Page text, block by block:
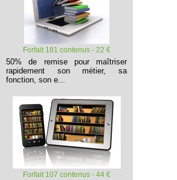
Forfait 181 contenus - 22 €
50% de remise pour maîtriser
rapidement son métier, sa
fonction, son e...
Forfait 107 contenus - 44 €